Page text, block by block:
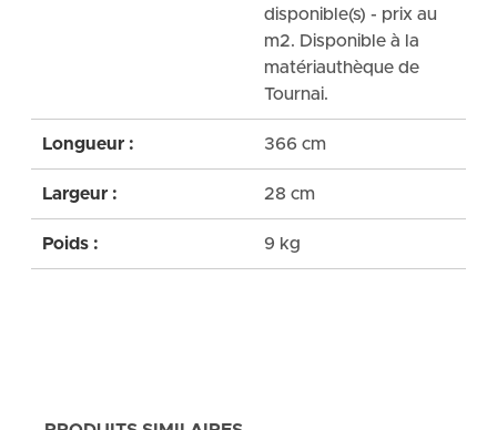
disponible(s) - prix au
m2. Disponible à la
matériauthèque de
Tournai.
Longueur : 366 cm
Largeur : 28 cm
Poids : 9 kg